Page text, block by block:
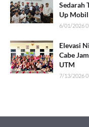
Sedarah
Up Mobil
6/01/2026
Elevasi
Cabe
UTM
7/13/2026